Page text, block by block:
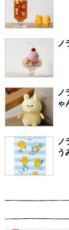
ノ
ゃ
ノ
う